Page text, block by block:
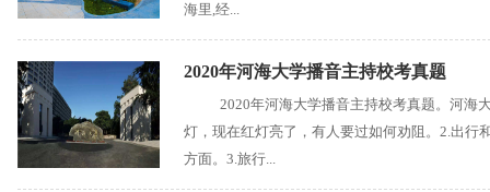
海里,经...
2020年河海大学播音主持校考真题
2020年河海大学播音主持校考真题。河海
灯，现在红灯亮了，有人要过如何劝阻。2.出行
方面。3.旅行...